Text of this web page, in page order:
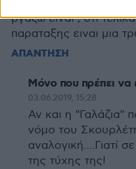
βγαζω ειναι , οτι
παραταξης ειναι μια
ΑΠΑΝΤΗΣΗ
Mόνο που πρέπει να
03.06.2019, 15:28
Αν και η "Γαλάζια"
νόμο του
αναλογική....Γιατί
της τύχης της!